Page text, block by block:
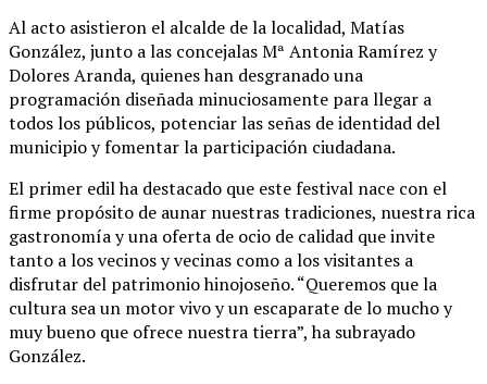
Al acto asistieron el alcalde de la localidad, Matías
González, junto a las concejalas Mª Antonia Ramírez y
Dolores Aranda, quienes han desgranado una
programación diseñada minuciosamente para llegar a
todos los públicos, potenciar las señas de identidad del
municipio y fomentar la participación ciudadana.
El primer edil ha destacado que este festival nace con el
firme propósito de aunar nuestras tradiciones, nuestra rica
gastronomía y una oferta de ocio de calidad que invite
tanto a los vecinos y vecinas como a los visitantes a
disfrutar del patrimonio hinojoseño. “Queremos que la
cultura sea un motor vivo y un escaparate de lo mucho y
muy bueno que ofrece nuestra tierra”, ha subrayado
González.